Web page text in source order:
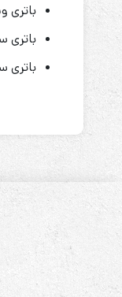
باتری
باتری
باتری